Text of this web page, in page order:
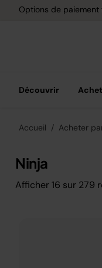
Options de paiement
Découvrir
Accueil Acheter
Ninja
Afficher 16 sur 279